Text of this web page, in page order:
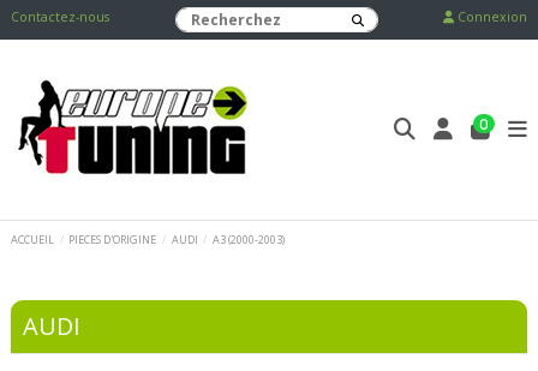
Contactez-nous Connexion
0
ACCUEIL PIECES D'ORIGINE AUDI A3 (2000-2003)
AUDI